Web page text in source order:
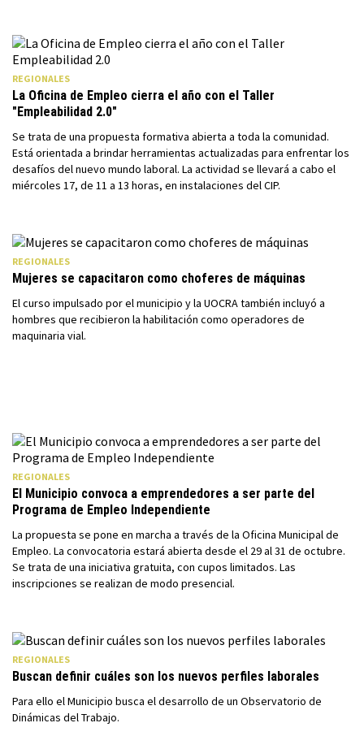
REGIONALES
La Oficina de Empleo cierra el año con el Taller
"Empleabilidad 2.0"
Se trata de una propuesta formativa abierta a toda la comunidad.
Está orientada a brindar herramientas actualizadas para enfrentar los
desafíos del nuevo mundo laboral. La actividad se llevará a cabo el
miércoles 17, de 11 a 13 horas, en instalaciones del CIP.
REGIONALES
Mujeres se capacitaron como choferes de máquinas
El curso impulsado por el municipio y la UOCRA también incluyó a
hombres que recibieron la habilitación como operadores de
maquinaria vial.
REGIONALES
El Municipio convoca a emprendedores a ser parte del
Programa de Empleo Independiente
La propuesta se pone en marcha a través de la Oficina Municipal de
Empleo. La convocatoria estará abierta desde el 29 al 31 de octubre.
Se trata de una iniciativa gratuita, con cupos limitados. Las
inscripciones se realizan de modo presencial.
REGIONALES
Buscan definir cuáles son los nuevos perfiles laborales
Para ello el Municipio busca el desarrollo de un Observatorio de
Dinámicas del Trabajo.